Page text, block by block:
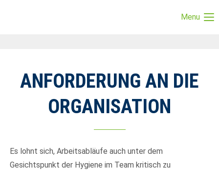
Register|Lost your password?
Menu
ANFORDERUNG AN DIE
ORGANISATION
Es lohnt sich, Arbeitsabläufe auch unter dem
Gesichtspunkt der Hygiene im Team kritisch zu